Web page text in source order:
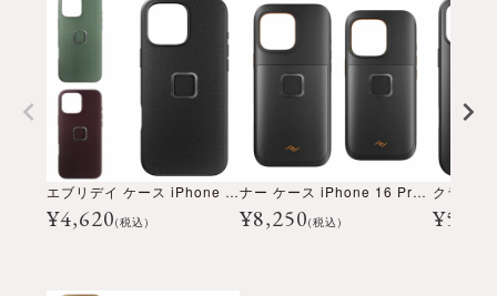
エブリデイ ケース iPhone 16 Pro Max
¥4,620(税込)
ナー ケース iPhone 16 Pro / Pro Max
¥8,250(税込) ¥